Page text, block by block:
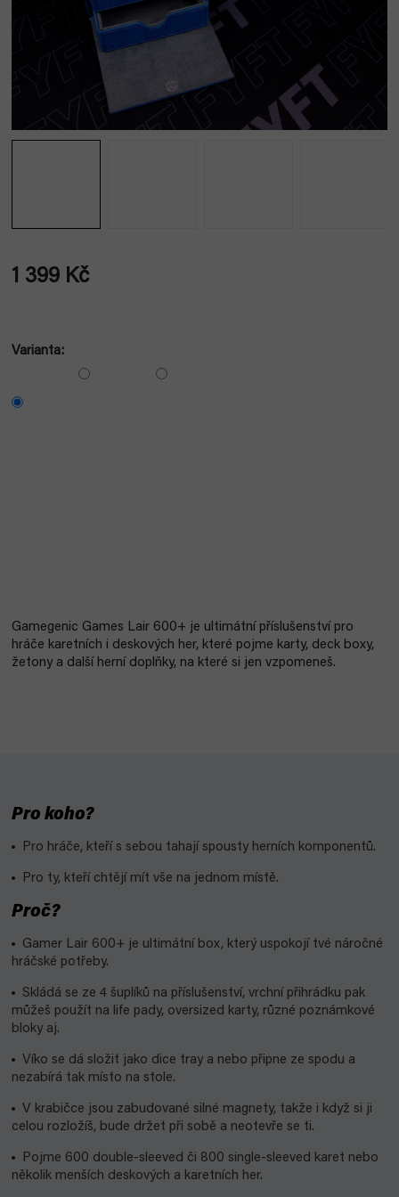
1 399 Kč
Varianta
Gamegenic Games Lair 600+ je ultimátní příslušenství pro
hráče karetních i deskových her, které pojme karty, deck boxy,
žetony a další herní doplňky, na které si jen vzpomeneš.
Pro koho?
Pro hráče, kteří s sebou tahají spousty herních komponentů.
Pro ty, kteří chtějí mít vše na jednom místě.
Proč?
Gamer Lair 600+ je ultimátní box, který uspokojí tvé náročné
hráčské potřeby.
Skládá se ze 4 šuplíků na příslušenství, vrchní přihrádku pak
můžeš použít na life pady, oversized karty, různé poznámkové
bloky aj.
Víko se dá složit jako dice tray a nebo připne ze spodu a
nezabírá tak místo na stole.
V krabičce jsou zabudované silné magnety, takže i když si ji
celou rozložíš, bude držet při sobě a neotevře se ti.
Pojme 600 double-sleeved či 800 single-sleeved karet nebo
několik menších deskových a karetních her.